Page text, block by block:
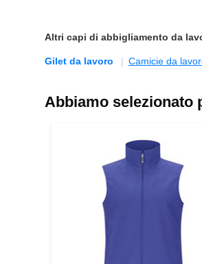
Altri capi di abbigliamento da
Gilet da lavoro Camicie da
Abbiamo selezionato